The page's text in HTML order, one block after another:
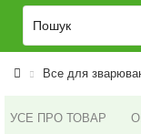
Все для
УСЕ ПРО ТОВАР